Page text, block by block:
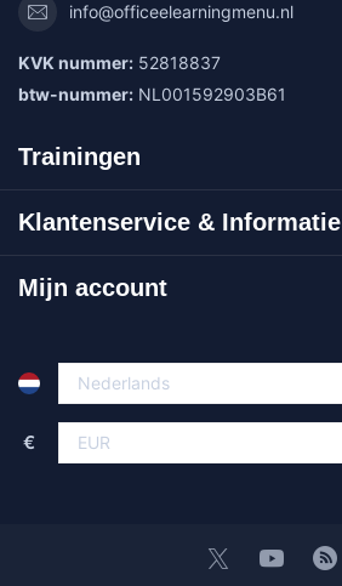
info@officeelearningmenu.nl
KVK nummer: 52818837
btw-nummer: NL001592903B61
Trainingen
Klantenservice & Informatie
Mijn account
€